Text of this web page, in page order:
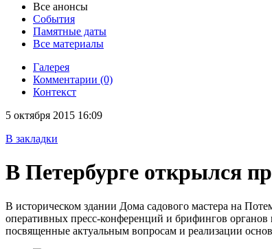
Все анонсы
События
Памятные даты
Все материалы
Галерея
Комментарии (0)
Контекст
5 октября 2015 16:09
В закладки
В Петербурге открылся
В историческом здании Дома садового мастера на
оперативных пресс-конференций и брифингов
посвященные актуальным вопросам и реализации